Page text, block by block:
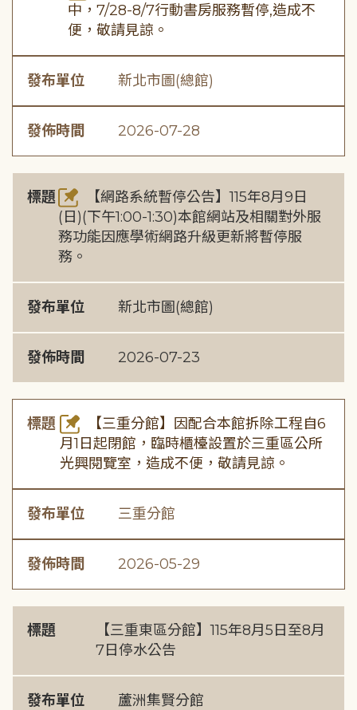
中，7/28-8/7行動書房服務暫停,造成不
便，敬請見諒。
發布單位 新北市圖(總館)
發佈時間 2026-07-28
標題
【網路系統暫停公告】115年8月9日
(日)(下午1:00-1:30)本館網站及相關對外服
務功能因應學術網路升級更新將暫停服
務。
發布單位 新北市圖(總館)
發佈時間 2026-07-23
標題
【三重分館】因配合本館拆除工程自6
月1日起閉館，臨時櫃檯設置於三重區公所
光興閱覽室，造成不便，敬請見諒。
發布單位 三重分館
發佈時間 2026-05-29
標題
【三重東區分館】115年8月5日至8月
7日停水公告
發布單位 蘆洲集賢分館